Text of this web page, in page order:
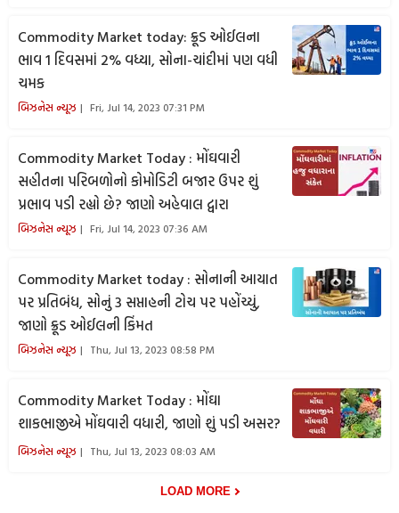
Commodity Market today: ક્રૂડ ઓઈલના
ભાવ 1 દિવસમાં 2% વધ્યા, સોના-ચાંદીમાં પણ વધી
ચમક
બિઝનેસ ન્યૂઝ Fri, Jul 14, 2023 07:31 PM
Commodity Market Today : મોંઘવારી
સહીતના પરિબળોનો કોમોડિટી બજાર ઉપર શું
પ્રભાવ પડી રહ્યો છે? જાણો અહેવાલ દ્વારા
બિઝનેસ ન્યૂઝ Fri, Jul 14, 2023 07:36 AM
Commodity Market today : સોનાની આયાત
પર પ્રતિબંધ, સોનું 3 સપ્તાહની ટોચ પર પહોંચ્યું,
જાણો ક્રૂડ ઓઈલની કિંમત
બિઝનેસ ન્યૂઝ Thu, Jul 13, 2023 08:58 PM
Commodity Market Today : મોંઘા
શાકભાજીએ મોંઘવારી વધારી, જાણો શું પડી અસર?
બિઝનેસ ન્યૂઝ Thu, Jul 13, 2023 08:03 AM
LOAD MORE